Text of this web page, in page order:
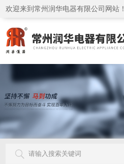
欢迎来到常州润华电器有限公司网站！